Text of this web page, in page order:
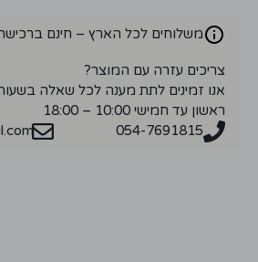
משלוחים לכל הארץ – חינם ברכישה מעל
צריכים עזרה עם המוצר?
אנו זמינים לתת מענה לכל שאלה
ראשון עד חמישי 10:00 – 18:00
054-7691815